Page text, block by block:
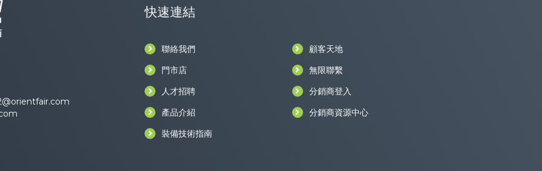
快速連結
聯絡我們
門市店
人才招聘
產品介紹
裝備技術指南
顧客天地
無限聯繫
分銷商登入
分銷商資源中心